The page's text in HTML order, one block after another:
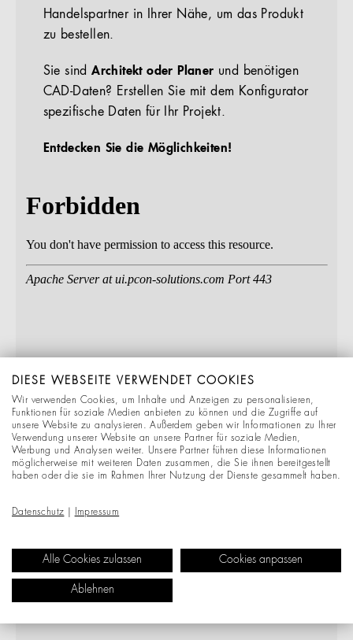
Handelspartner in Ihrer Nähe, um das Produkt
zu bestellen.
Sie sindArchitekt oder Planer und benötigen
CAD-Daten? Erstellen Sie mit dem Konfigurator
spezifische Daten für Ihr Projekt.
Entdecken Sie die Möglichkeiten!
DIESE WEBSEITE VERWENDET COOKIES
Wir verwenden Cookies, um Inhalte und Anzeigen zu personalisieren,
Funktionen für soziale Medien anbieten zu können und die Zugriffe auf
unsere Website zu analysieren. Außerdem geben wir Informationen zu Ihrer
Verwendung unserer Website an unsere Partner für soziale Medien,
Werbung und Analysen weiter. Unsere Partner führen diese Informationen
möglicherweise mit weiteren Daten zusammen, die Sie ihnen bereitgestellt
haben oder die sie im Rahmen Ihrer Nutzung der Dienste gesammelt haben.
Datenschutz Impressum
Alle Cookies zulassen Cookies anpassen
Ablehnen